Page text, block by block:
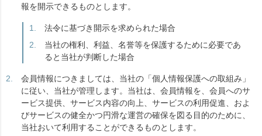
報を開示できるものとします。
法令に基づき開示を求められた場合
当社の権利、利益、名誉等を保護するために必要であ
ると当社が判断した場合
会員情報につきましては、当社の「個人情報保護への取組み」
に従い、当社が管理します。当社は、会員情報を、会員へのサ
ービス提供、サービス内容の向上、サービスの利用促進、およ
びサービスの健全かつ円滑な運営の確保を図る目的のために、
当社おいて利用することができるものとします。